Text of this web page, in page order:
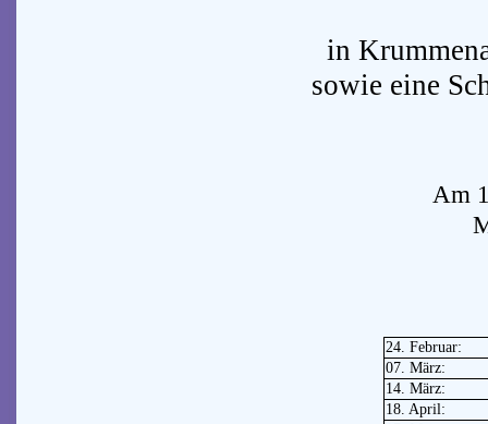
in
sowie eine
Am
24. Februar:
07. März:
14. März:
18. April: